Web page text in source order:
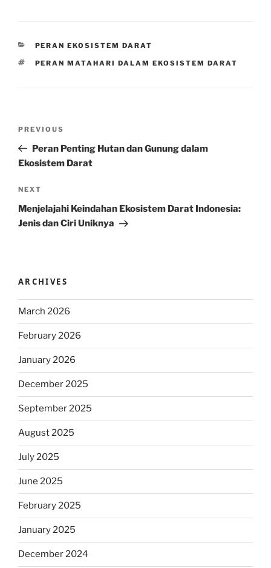
CATEGORIES
PERAN EKOSISTEM DARAT
TAGS
PERAN MATAHARI DALAM EKOSISTEM DARAT
Previous
Post
PREVIOUS
Peran Penting Hutan dan Gunung dalam
Ekosistem Darat
Next
Post
NEXT
Menjelajahi Keindahan Ekosistem Darat Indonesia:
Jenis dan Ciri Uniknya
ARCHIVES
March 2026
February 2026
January 2026
December 2025
September 2025
August 2025
July 2025
June 2025
February 2025
January 2025
December 2024